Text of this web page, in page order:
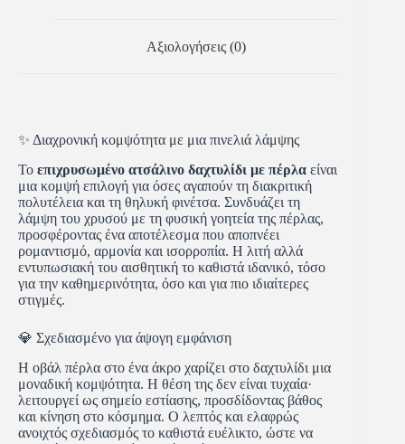
Αξιολογήσεις (0)
✨ Διαχρονική κομψότητα με μια πινελιά λάμψης
Το επιχρυσωμένο ατσάλινο δαχτυλίδι με πέρλα είναι
μια κομψή επιλογή για όσες αγαπούν τη διακριτική
πολυτέλεια και τη θηλυκή φινέτσα. Συνδυάζει τη
λάμψη του χρυσού με τη φυσική γοητεία της πέρλας,
προσφέροντας ένα αποτέλεσμα που αποπνέει
ρομαντισμό, αρμονία και ισορροπία. Η λιτή αλλά
εντυπωσιακή του αισθητική το καθιστά ιδανικό, τόσο
για την καθημερινότητα, όσο και για πιο ιδιαίτερες
στιγμές.
💎 Σχεδιασμένο για άψογη εμφάνιση
Η οβάλ πέρλα στο ένα άκρο χαρίζει στο δαχτυλίδι μια
μοναδική κομψότητα. Η θέση της δεν είναι τυχαία·
λειτουργεί ως σημείο εστίασης, προσδίδοντας βάθος
και κίνηση στο κόσμημα. Ο λεπτός και ελαφρώς
ανοιχτός σχεδιασμός το καθιστά ευέλικτο, ώστε να